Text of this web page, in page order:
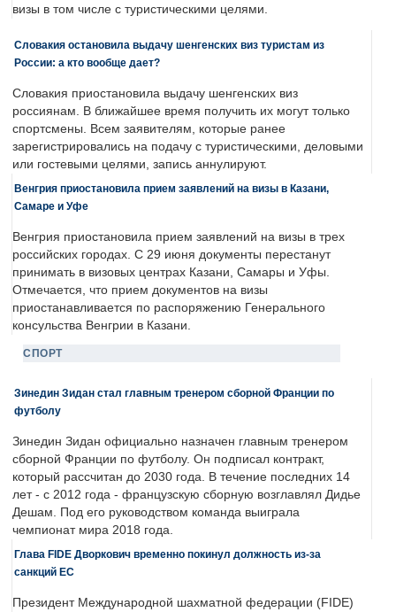
визы в том числе с туристическими целями.
Словакия остановила выдачу шенгенских виз туристам из
России: а кто вообще дает?
Словакия приостановила выдачу шенгенских виз
россиянам. В ближайшее время получить их могут только
спортсмены. Всем заявителям, которые ранее
зарегистрировались на подачу с туристическими, деловыми
или гостевыми целями, запись аннулируют.
Венгрия приостановила прием заявлений на визы в Казани,
Самаре и Уфе
Венгрия приостановила прием заявлений на визы в трех
российских городах. С 29 июня документы перестанут
принимать в визовых центрах Казани, Самары и Уфы.
Отмечается, что прием документов на визы
приостанавливается по распоряжению Генерального
консульства Венгрии в Казани.
СПОРТ
Зинедин Зидан стал главным тренером сборной Франции по
футболу
Зинедин Зидан официально назначен главным тренером
сборной Франции по футболу. Он подписал контракт,
который рассчитан до 2030 года. В течение последних 14
лет - с 2012 года - французскую сборную возглавлял Дидье
Дешам. Под его руководством команда выиграла
чемпионат мира 2018 года.
Глава FIDE Дворкович временно покинул должность из-за
санкций ЕС
Президент Международной шахматной федерации (FIDE)